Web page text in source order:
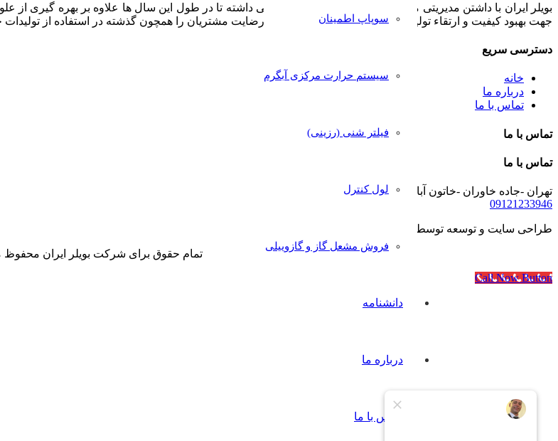
سوپاپ اطمینان
سیستم حرارت مرکزی آبگرم
فیلتر شنی (رزینی)
لول کنترل
فروش مشعل گاز و گازوییلی
دانشنامه
درباره ما
تماس با ما
بویلر ایران با داشتن مدیریتی مجرب و مشتری مدار همواره سعی داشته تا در طول این سال ها علاوه بر بهره گیری از
جهت بهبود کیفیت و ارتقاء تولیدات خود پذیرا بوده و بکار گیرد تا رضایت مشتریان را همچون گذشته در استفاده از
دسترسی سریع
خانه
درباره ما
تماس با ما
تماس با ما
تماس با ما
تهران -جاده خاوران -خاتون آباد- خیابان رجایی- پلاک۴۰
09121233946
طراحی سایت و توسعه توسط
تمام حقوق برای شرکت بویلر ایران محفوظ
Call Now Button